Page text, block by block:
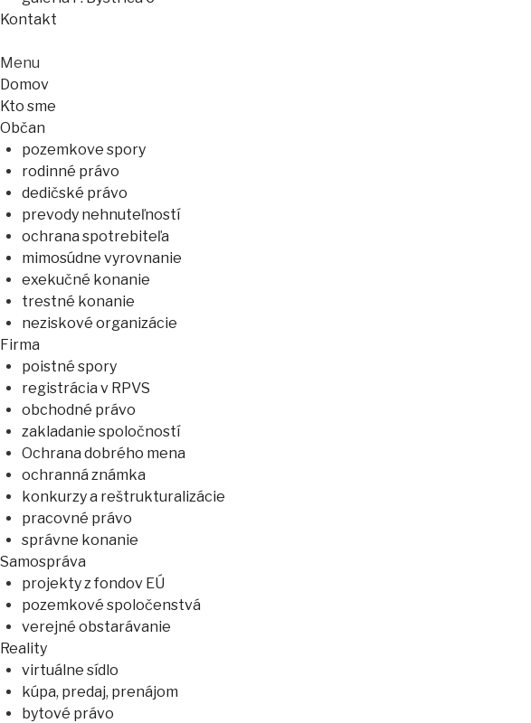
Kontakt
Menu
Domov
Kto sme
Občan
pozemkove spory
rodinné právo
dedičské právo
prevody nehnuteľností
ochrana spotrebiteľa
mimosúdne vyrovnanie
exekučné konanie
trestné konanie
neziskové organizácie
Firma
poistné spory
registrácia v RPVS
obchodné právo
zakladanie spoločností
Ochrana dobrého mena
ochranná známka
konkurzy a reštrukturalizácie
pracovné právo
správne konanie
Samospráva
projekty z fondov EÚ
pozemkové spoločenstvá
verejné obstarávanie
Reality
virtuálne sídlo
kúpa, predaj, prenájom
bytové právo